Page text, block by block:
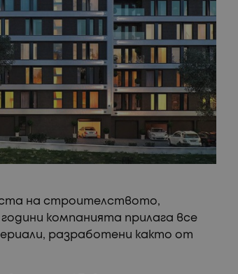
на строителството,
компанията прилага все
разработени както от